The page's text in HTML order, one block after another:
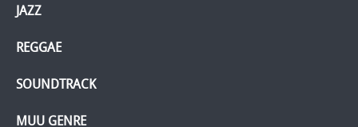
JAZZ
REGGAE
SOUNDTRACK
MUU GENRE